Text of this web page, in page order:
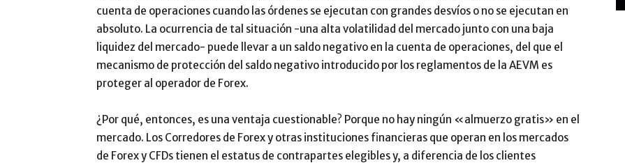
cuenta de operaciones cuando las órdenes se ejecutan con grandes desvíos o no se ejecutan en
absoluto. La ocurrencia de tal situación -una alta volatilidad del mercado junto con una baja
liquidez del mercado- puede llevar a un saldo negativo en la cuenta de operaciones, del que el
mecanismo de protección del saldo negativo introducido por los reglamentos de la AEVM es
proteger al operador de Forex.
¿Por qué, entonces, es una ventaja cuestionable? Porque no hay ningún «almuerzo gratis» en el
mercado. Los Corredores de Forex y otras instituciones financieras que operan en los mercados
de Forex y CFDs tienen el estatus de contrapartes elegibles y, a diferencia de los clientes